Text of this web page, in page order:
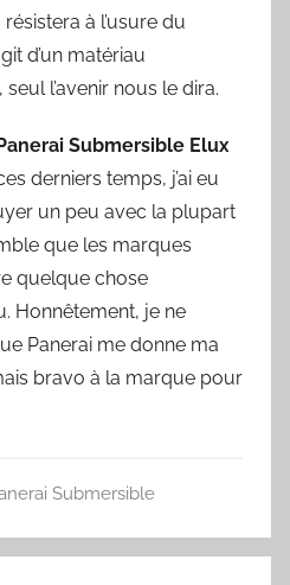
à l’usure du
d’un matériau
l’avenir nous le dira.
Submersible Elux
derniers temps, j’ai eu
un peu avec la plupart
que les marques
quelque chose
Honnêtement, je ne
Panerai me donne ma
bravo à la marque pour
Submersible